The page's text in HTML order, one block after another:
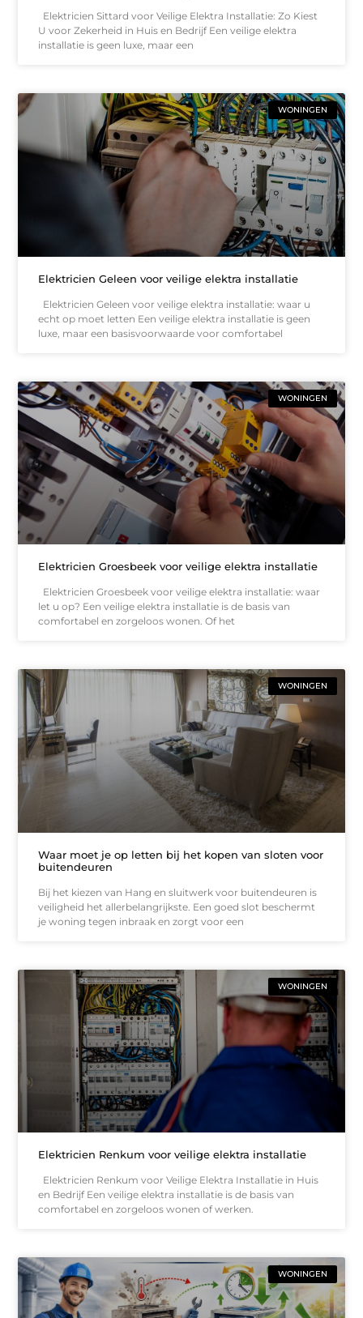
Elektricien Sittard voor Veilige Elektra Installatie: Zo Kiest
U voor Zekerheid in Huis en Bedrijf Een veilige elektra
installatie is geen luxe, maar een
WONINGEN
Elektricien Geleen voor veilige elektra installatie
Elektricien Geleen voor veilige elektra installatie: waar u
echt op moet letten Een veilige elektra installatie is geen
luxe, maar een basisvoorwaarde voor comfortabel
WONINGEN
Elektricien Groesbeek voor veilige elektra installatie
Elektricien Groesbeek voor veilige elektra installatie: waar
let u op? Een veilige elektra installatie is de basis van
comfortabel en zorgeloos wonen. Of het
WONINGEN
Waar moet je op letten bij het kopen van sloten voor
buitendeuren
Bij het kiezen van Hang en sluitwerk voor buitendeuren is
veiligheid het allerbelangrijkste. Een goed slot beschermt
je woning tegen inbraak en zorgt voor een
WONINGEN
Elektricien Renkum voor veilige elektra installatie
Elektricien Renkum voor Veilige Elektra Installatie in Huis
en Bedrijf Een veilige elektra installatie is de basis van
comfortabel en zorgeloos wonen of werken.
WONINGEN